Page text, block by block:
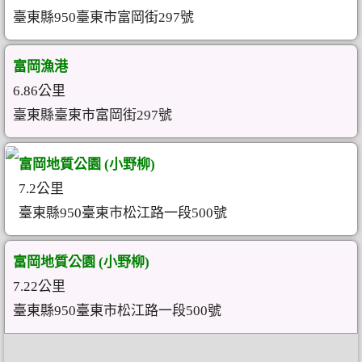
臺東縣950臺東市富岡街297號
富岡漁港
6.86公里
臺東縣臺東市富岡街297號
富岡地質公園 (小野柳)
7.2公里
臺東縣950臺東市松江路一段500號
富岡地質公園 (小野柳)
7.22公里
臺東縣950臺東市松江路一段500號